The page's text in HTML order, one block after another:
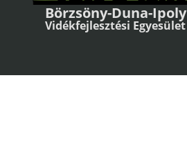
Börzsöny-Duna-Ipoly
Vidékfejlesztési Egyesület